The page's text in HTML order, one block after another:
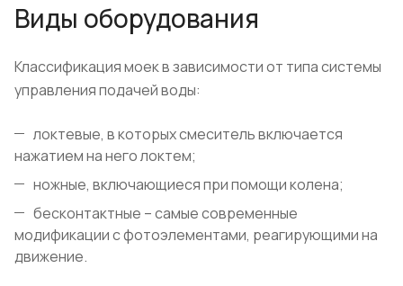
Виды оборудования
Классификация моек в зависимости от типа системы
управления подачей воды:
локтевые, в которых смеситель включается
нажатием на него локтем;
ножные, включающиеся при помощи колена;
бесконтактные – самые современные
модификации с фотоэлементами, реагирующими на
движение.